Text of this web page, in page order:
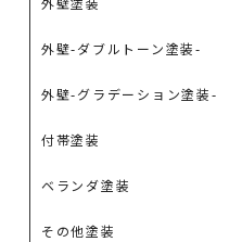
外壁-ダブルトーン塗装-
外壁-グラデーション塗装-
付帯塗装
ベランダ塗装
その他塗装